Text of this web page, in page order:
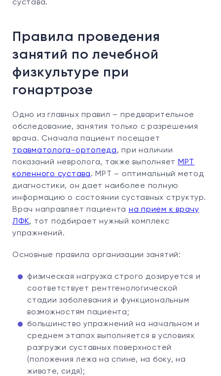
сустава.
Правила проведения
занятий по лечебной
физкультуре при
гонартрозе
Одно из главных правил – предварительное
обследование, занятия только с разрешения
врача. Сначала пациент посещает
травматолога-ортопеда, при наличии
показаний невролога, также выполняет МРТ
коленного сустава. МРТ – оптимальный метод
диагностики, он дает наиболее полную
информацию о состоянии суставных структур.
Врач направляет пациента на прием к врачу
ЛФК, тот подбирает нужный комплекс
упражнений.
Основные правила организации занятий:
физическая нагрузка строго дозируется и
соответствует рентгенологической
стадии заболевания и функциональным
возможностям пациента;
большинство упражнений на начальном и
среднем этапах выполняется в условиях
разгрузки суставных поверхностей
(положения лежа на спине, на боку, на
животе, сидя);